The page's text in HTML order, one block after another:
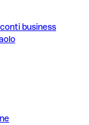
business